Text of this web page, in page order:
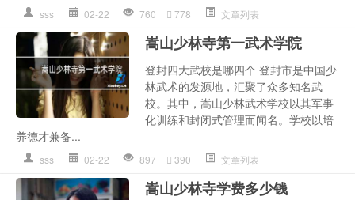
sss 02-22 760 778 文章列表
嵩山少林寺第一武术学院
登封四大武校是哪四个 登封市是中国少
林武术的发源地，汇聚了众多知名武
校。其中，嵩山少林武术学校以其军事
化训练和封闭式管理而闻名。学校以培
养德才兼备...
sss 02-22 897 390 文章列表
嵩山少林寺学费多少钱